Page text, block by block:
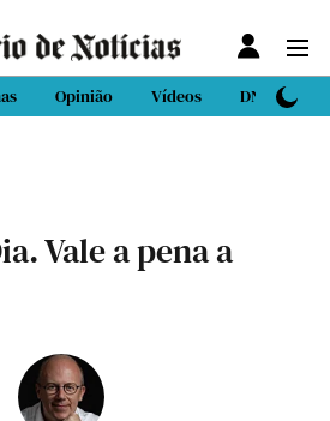
Opinião Vídeos DN Sport
Vale a pena a